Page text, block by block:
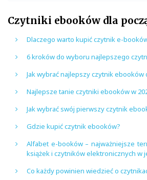
Czytniki ebooków dla
Dlaczego warto kupić czytnik e-
6 kroków do wyboru najlepszego
Jak wybrać najlepszy czytnik ebooków
Najlepsze tanie czytniki ebooków w
Jak wybrać swój pierwszy czytnik
Gdzie kupić czytnik ebooków?
Alfabet e-booków – najważniejsze
książek i czytników elektronicznych w
Co każdy powinien wiedzieć o